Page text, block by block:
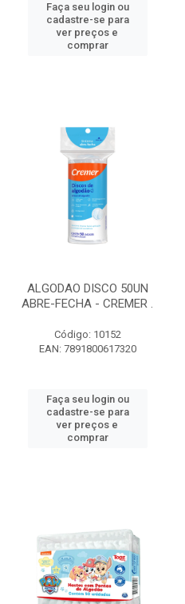
Faça seu login ou
cadastre-se para
ver preços e
comprar
ALGODAO DISCO 50UN
ABRE-FECHA - CREMER .
Código: 10152
EAN: 7891800617320
Faça seu login ou
cadastre-se para
ver preços e
comprar